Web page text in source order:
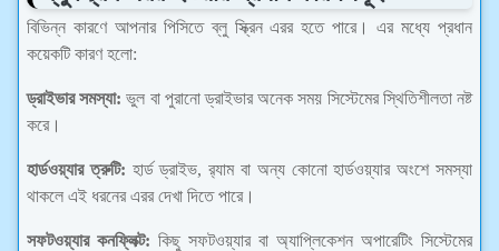
বিভিন্ন কারণে আপনার পিসিতে ব্লু স্ক্রিন এরর হতে পারে। এর মধ্যে প্রধান
কয়েকটি কারণ হলো:
ড্রাইভার সমস্যা: ভুল বা পুরানো ড্রাইভার অনেক সময় সিস্টেমের স্থিতিশীলতা নষ্ট
করে।
হার্ডওয়্যার ত্রুটি: হার্ড ড্রাইভ, র‍্যাম বা অন্য কোনো হার্ডওয়্যার অংশে সমস্যা
থাকলে এই ধরনের এরর দেখা দিতে পারে।
সফটওয়্যার কনফ্লিক্ট: কিছু সফটওয়্যার বা অ্যাপ্লিকেশন অপারেটিং সিস্টেমের